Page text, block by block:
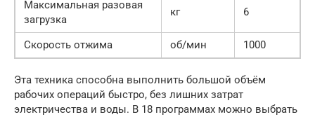
Максимальная разовая
загрузка
кг 6
Скорость отжима об/мин 1000
Эта техника способна выполнить большой объём
рабочих операций быстро, без лишних затрат
электричества и воды. В 18 программах можно выбрать